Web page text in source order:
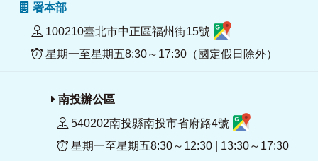
署本部
100210臺北市中正區福州街15號
星期一至星期五8:30～17:30（國定假日除外）
南投辦公區
540202南投縣南投市省府路4號
星期一至星期五8:30～12:30 | 13:30～17:30